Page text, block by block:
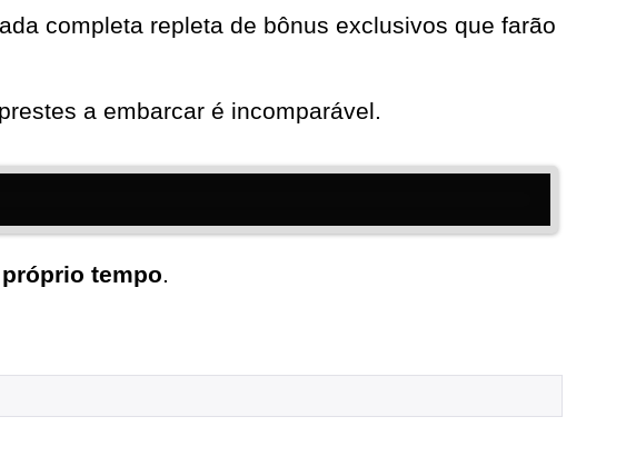
completa repleta de bônus exclusivos que farão
a embarcar é incomparável.
tempo.